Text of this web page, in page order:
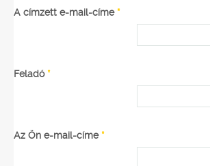
A címzett e-mail-címe*
Feladó*
Az Ön e-mail-címe*